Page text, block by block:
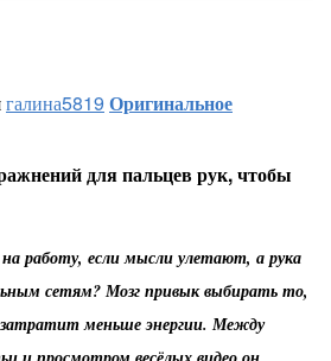
галина5819 Оригинальное
для пальцев рук, чтобы
работу, если мысли улетают, а рука
сетям? Мозг привык выбирать то,
меньше энергии. Между